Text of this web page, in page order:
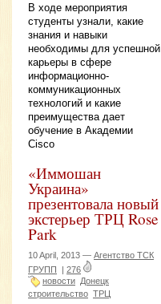
В ходе мероприятия
студенты узнали, какие
знания и навыки
необходимы для успешной
карьеры в сфере
информационно-
коммуникационных
технологий и какие
преимущества дает
обучение в Академии
Cisco
«Иммошан
Украина»
презентовала новый
экстерьер ТРЦ Rose
Park
10 April, 2013 — Агентство ТСК
ГРУПП
276
новости Донецк
строительство ТРЦ